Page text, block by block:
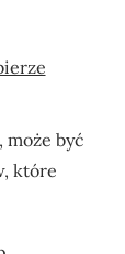
może być
które